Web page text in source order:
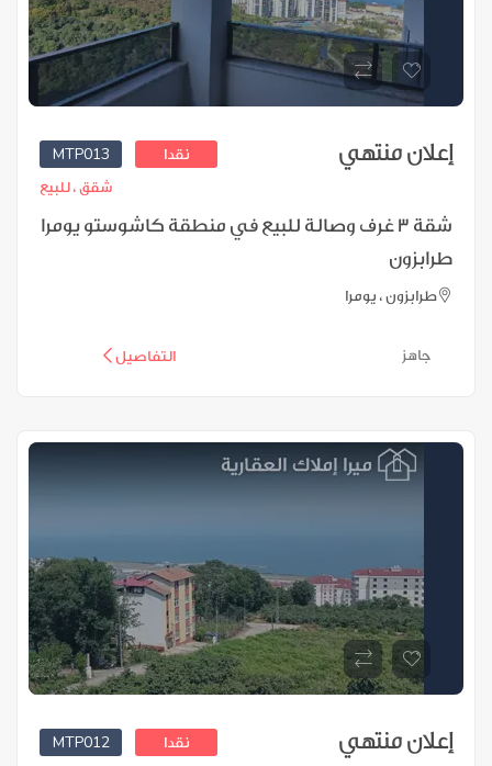
MTP013 نقدا إعلان منتهي
شقق ،للبيع
شقة 3 غرف وصالة للبيع في منطقة كاشوستو يومرا
طرابزون
طرابزون ، يومرا
التفاصيل
MTP012 نقدا إعلان منتهي